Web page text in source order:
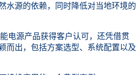
水源的依赖，同时降低对当地环境的
电源产品获得客户认可，还凭借贯
而出，包括方案选型、系统配置以及